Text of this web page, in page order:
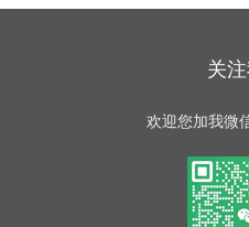
关
欢迎您加我微